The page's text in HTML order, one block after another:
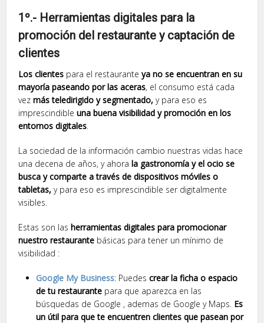
1º.- Herramientas digitales para la
promoción del restaurante y captación de
clientes
Los clientes para el restaurante ya no se encuentran en su
mayoría paseando por las aceras, el consumo está cada
vez más teledirigido y segmentado, y para eso es
imprescindible una buena visibilidad y promoción en los
entornos digitales.
La sociedad de la información cambio nuestras vidas hace
una decena de años, y ahora la gastronomía y el ocio se
busca y comparte a través de dispositivos móviles o
tabletas, y para eso es imprescindible ser digitalmente
visibles.
Estas son las herramientas digitales para promocionar
nuestro restaurante básicas para tener un mínimo de
visibilidad :
Google My Business: Puedescrear la ficha o espacio
de tu restaurante para que aparezca en las
búsquedas de Google , ademas de Google y Maps. Es
un útil para que te encuentren clientes que pasean por